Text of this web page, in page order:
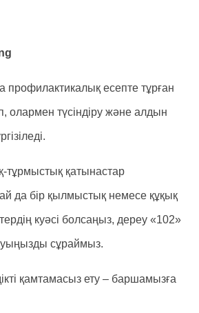
профилактикалық есепте тұрған
олармен түсіндіру және алдын
тұрмыстық қатынастар
да бір қылмыстық немесе құқық
куәсі болсаңыз, дереу «102»
сұраймыз.
қамтамасыз ету – баршамызға